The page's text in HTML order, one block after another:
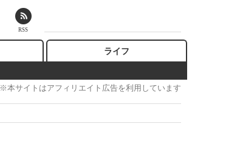
ライフ
※本サイトはアフィリエイト広告を利用しています
RSS